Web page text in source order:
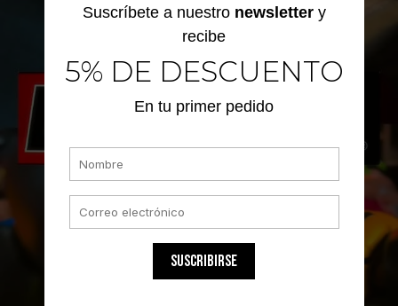
Suscríbete a nuestro newslettery
recibe
5% DE DESCUENTO
En tu primer pedido
SUSCRIBIRSE